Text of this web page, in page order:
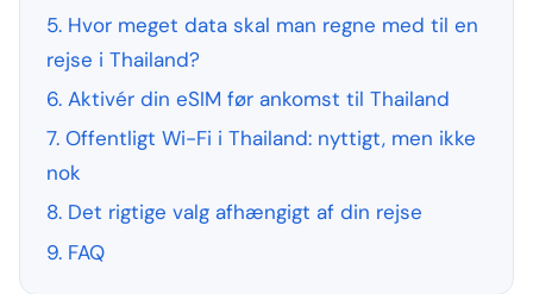
5. Hvor meget data skal man regne med til en
rejse i Thailand?
6. Aktivér din eSIM før ankomst til Thailand
7. Offentligt Wi-Fi i Thailand: nyttigt, men ikke
nok
8. Det rigtige valg afhængigt af din rejse
9. FAQ